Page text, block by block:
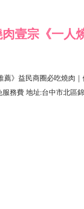
肉壹宗《一
薦》益民商圈必吃燒肉
務費 地址:台中市北區